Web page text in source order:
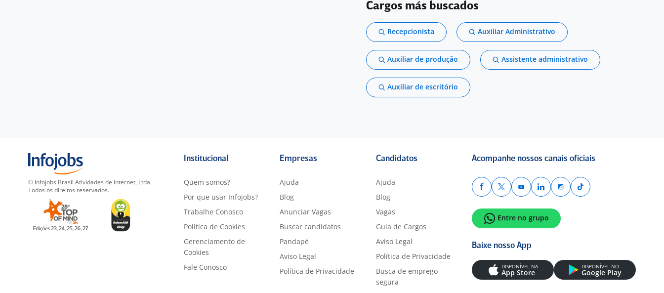
Cargos más buscados
Recepcionista Auxiliar Administrativo
Auxiliar de produção Assistente administrativo
Auxiliar de escritório
© Infojobs Brasil Atividades de Internet, Ltda.
Todos os direitos reservados.
Institucional
Quem somos?
Por que usar Infojobs?
Trabalhe Conosco
Política de Cookies
Gerenciamento de
Cookies
Fale Conosco
Empresas
Ajuda
Blog
Anunciar Vagas
Buscar candidatos
Pandapé
Aviso Legal
Política de Privacidade
Candidatos
Ajuda
Blog
Vagas
Guia de Cargos
Aviso Legal
Política de Privacidade
Busca de emprego
segura
Acompanhe nossos canais oficiais
Entre no grupo
Baixe nosso App
DISPONÍVEL NA
App Store
DISPONÍVEL NO
Google Play